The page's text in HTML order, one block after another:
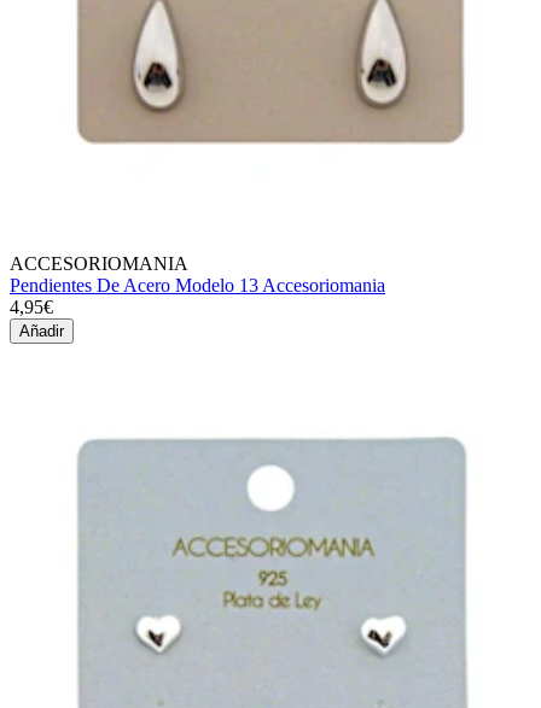
ACCESORIOMANIA
Pendientes De Acero Modelo 13 Accesoriomania
4,95€
Añadir